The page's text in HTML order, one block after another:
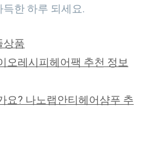
득한 하루 되세요.
상품
오레시피헤어팩 추천 정보
요? 나노랩안티헤어샴푸 추